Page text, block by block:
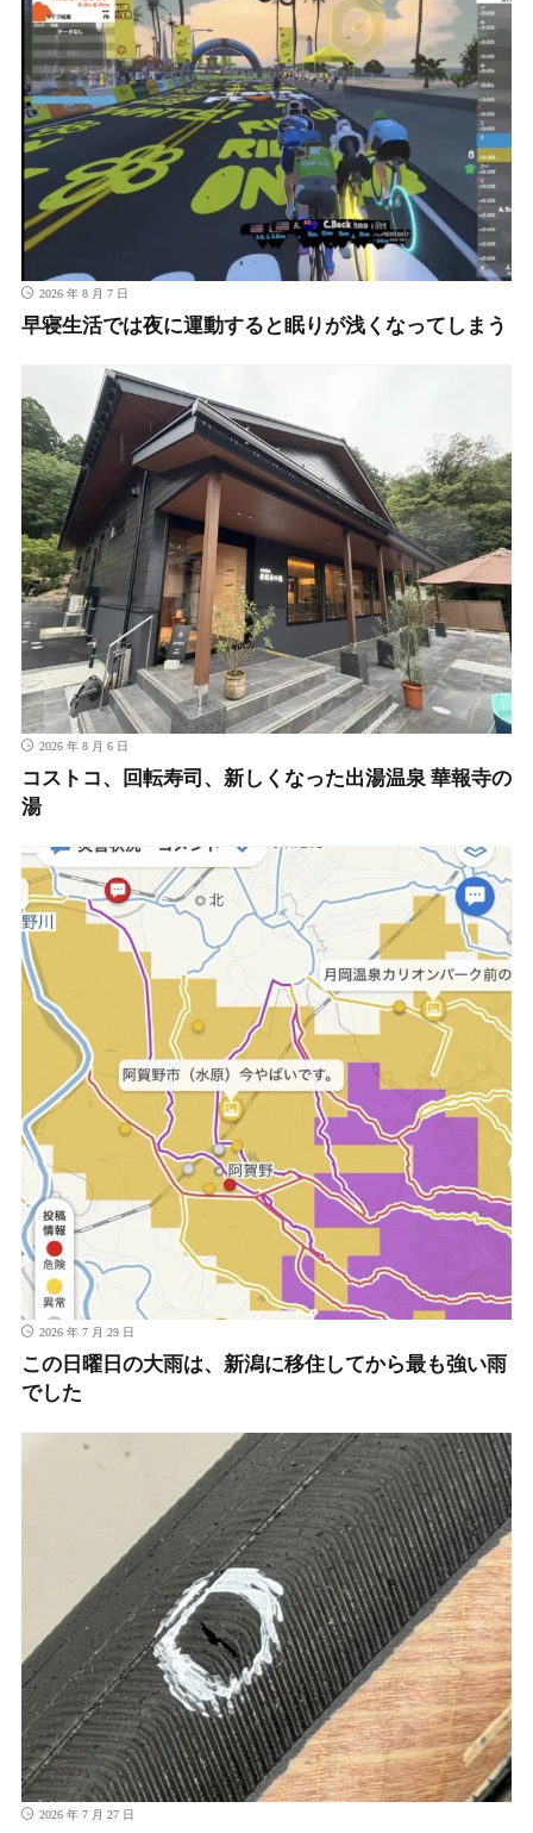
2026 年 8 月 7 日
早寝生活では夜に運動すると眠りが浅くなってしまう
2026 年 8 月 6 日
コストコ、回転寿司、新しくなった出湯温泉 華報寺の
湯
2026 年 7 月 29 日
この日曜日の大雨は、新潟に移住してから最も強い雨
でした
2026 年 7 月 27 日